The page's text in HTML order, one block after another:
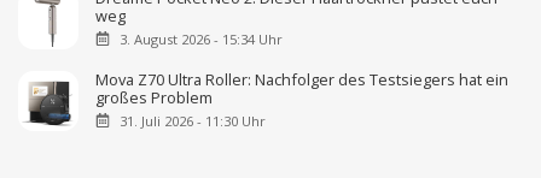
weg
3. August 2026 - 15:34 Uhr
Mova Z70 Ultra Roller: Nachfolger des Testsiegers hat ein
großes Problem
31. Juli 2026 - 11:30 Uhr